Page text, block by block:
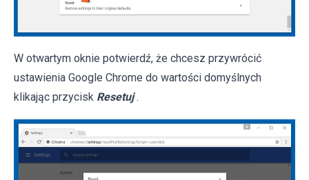
W otwartym oknie potwierdź, że chcesz przywrócić
ustawienia Google Chrome do wartości domyślnych
klikając przycisk Resetuj .